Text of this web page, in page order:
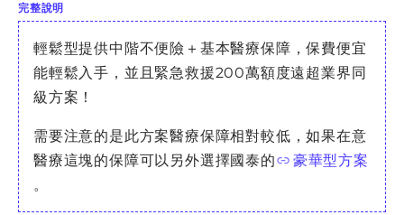
完整說明
輕鬆型提供中階不便險＋基本醫療保障，保費便宜
能輕鬆入手，並且緊急救援200萬額度遠超業界同
級方案！
需要注意的是此方案醫療保障相對較低，如果在意
醫療這塊的保障可以另外選擇國泰的
豪華型方案
。